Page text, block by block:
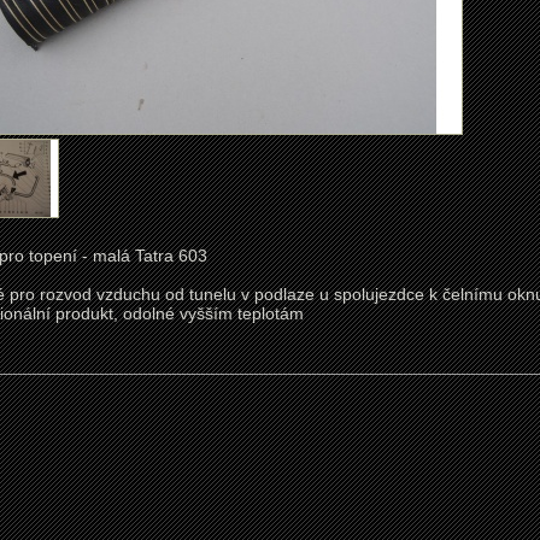
topení - malá Tatra 603
pro rozvod vzduchu od tunelu v podlaze u spolujezdce k čelnímu
produkt, odolné vyšším teplotám